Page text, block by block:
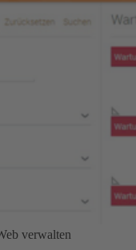
verwalten